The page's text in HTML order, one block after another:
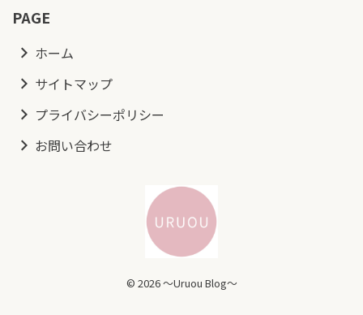
PAGE
ホーム
サイトマップ
プライバシーポリシー
お問い合わせ
© 2026 ～Uruou Blog～